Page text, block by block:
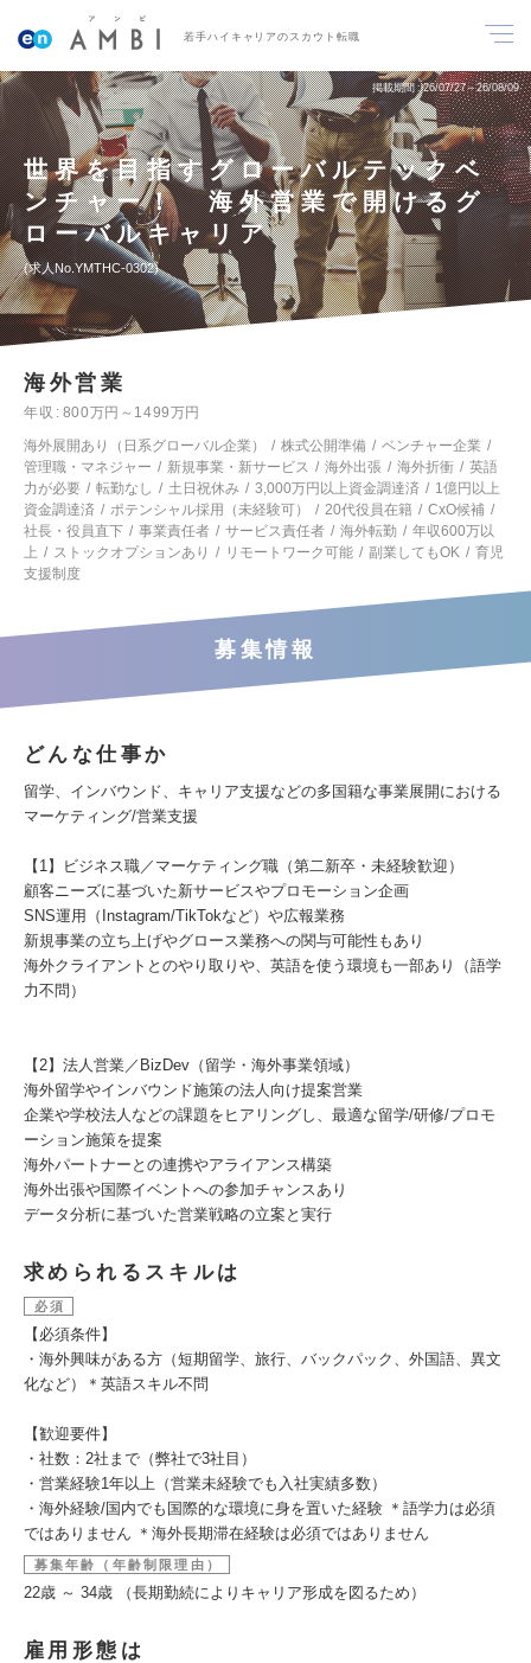
若手ハイキャリアのスカウト転職
掲載期間 26/07/27～26/08/09
世界を目指すグローバルテックベ
ンチャー！ 海外営業で開けるグ
ローバルキャリア
求人No.YMTHC-0302
海外営業
年収
800万円～1499万円
海外展開あり（日系グローバル企業）
株式公開準備
ベンチャー企業
管理職・マネジャー
新規事業・新サービス 海外出張 海外折衝
英語
力が必要
転勤なし 土日祝休み 3,000万円以上資金調達済
1億円以上
資金調達済
ポテンシャル採用（未経験可） 20代役員在籍
CxO候補
社長・役員直下
事業責任者 サービス責任者 海外転勤
年収600万以
上
ストックオプションあり リモートワーク可能 副業してもOK
育児
支援制度
募集情報
どんな仕事か
留学、インバウンド、キャリア支援などの多国籍な事業展開における
マーケティング/営業支援
【1】ビジネス職／マーケティング職（第二新卒・未経験歓迎）
顧客ニーズに基づいた新サービスやプロモーション企画
SNS運用（Instagram/TikTokなど）や広報業務
新規事業の立ち上げやグロース業務への関与可能性もあり
海外クライアントとのやり取りや、英語を使う環境も一部あり（語学
力不問）
【2】法人営業／BizDev（留学・海外事業領域）
海外留学やインバウンド施策の法人向け提案営業
企業や学校法人などの課題をヒアリングし、最適な留学/研修/プロモ
ーション施策を提案
海外パートナーとの連携やアライアンス構築
海外出張や国際イベントへの参加チャンスあり
データ分析に基づいた営業戦略の立案と実行
求められるスキルは
必須
【必須条件】
・海外興味がある方（短期留学、旅行、バックパック、外国語、異文
化など）＊英語スキル不問
【歓迎要件】
・社数：2社まで（弊社で3社目）
・営業経験1年以上（営業未経験でも入社実績多数）
・海外経験/国内でも国際的な環境に身を置いた経験 ＊語学力は必須
ではありません ＊海外長期滞在経験は必須ではありません
募集年齢（年齢制限理由）
22歳 ～ 34歳 （長期勤続によりキャリア形成を図るため）
雇用形態は